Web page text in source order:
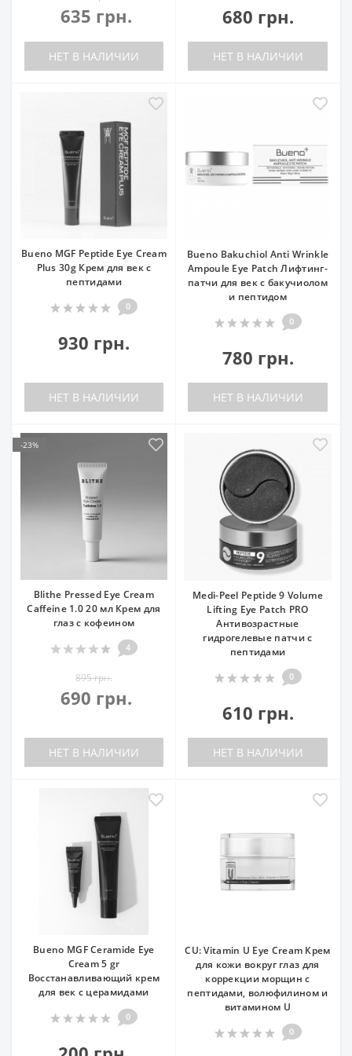
635 грн.
НЕТ В НАЛИЧИИ
680 грн.
НЕТ В НАЛИЧИИ
Bueno MGF Peptide Eye Cream
Plus 30g Крем для век с
пептидами
0
930 грн.
НЕТ В НАЛИЧИИ
Bueno Bakuchiol Anti Wrinkle
Ampoule Eye Patch Лифтинг-
патчи для век с бакучиолом
и пептидом
0
780 грн.
НЕТ В НАЛИЧИИ
-23%
Blithe Pressed Eye Cream
Caffeine 1.0 20 мл Крем для
глаз с кофеином
4
895 грн.
690 грн.
НЕТ В НАЛИЧИИ
Medi-Peel Peptide 9 Volume
Lifting Eye Patch PRO
Антивозрастные
гидрогелевые патчи с
пептидами
0
610 грн.
НЕТ В НАЛИЧИИ
Bueno MGF Ceramide Eye
Cream 5 gr
Восстанавливающий крем
для век с церамидами
0
CU: Vitamin U Eye Cream Крем
для кожи вокруг глаз для
коррекции морщин с
пептидами, волюфилином и
витамином U
0